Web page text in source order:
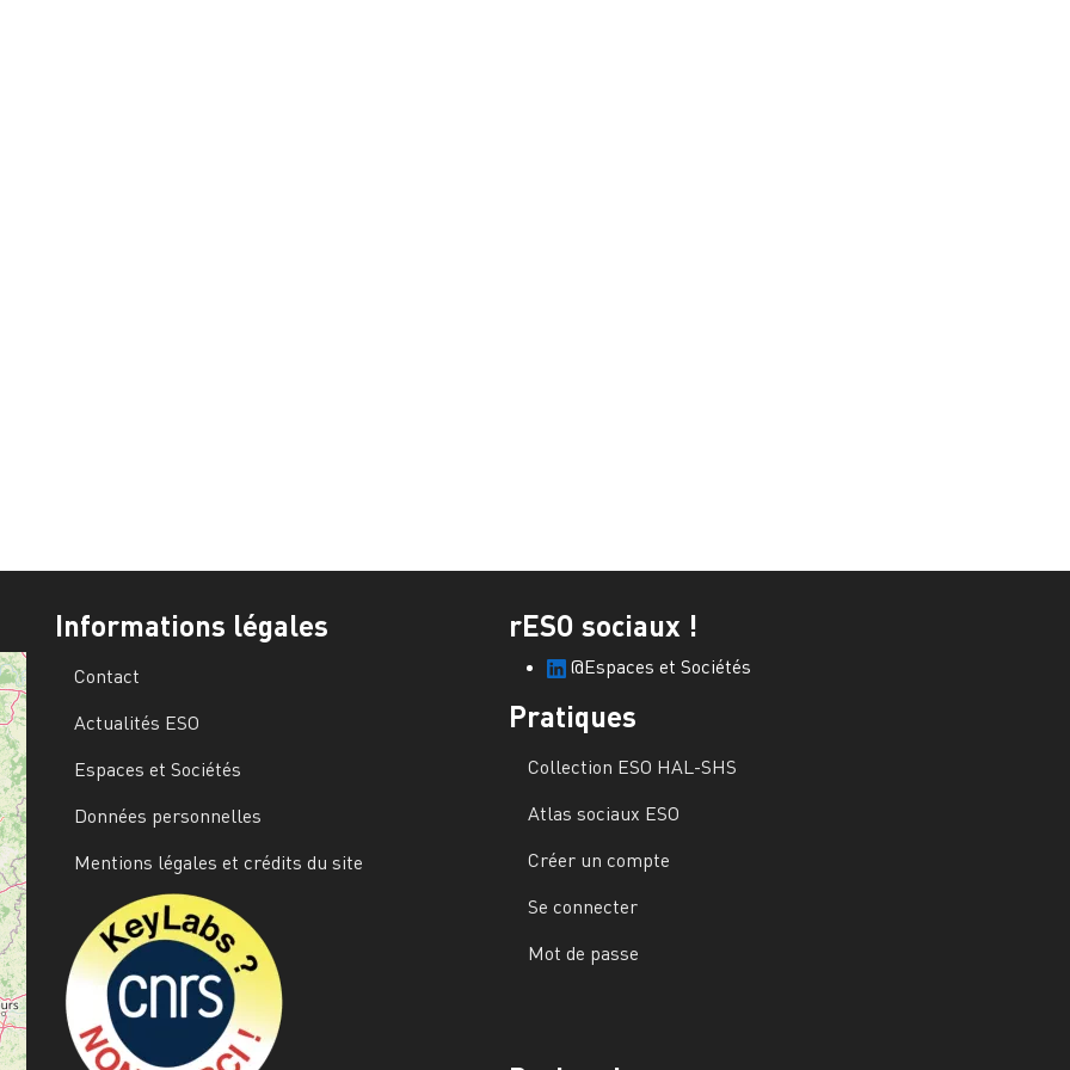
Informations légales
Contact
Actualités ESO
Espaces et Sociétés
Données personnelles
Mentions légales et crédits du site
rESO sociaux !
@Espaces et Sociétés
Pratiques
Collection ESO HAL-SHS
Atlas sociaux ESO
Créer un compte
Se connecter
Mot de passe